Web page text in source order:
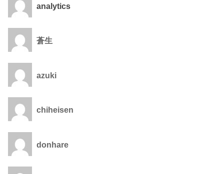
analytics
蒼生
azuki
chiheisen
donhare